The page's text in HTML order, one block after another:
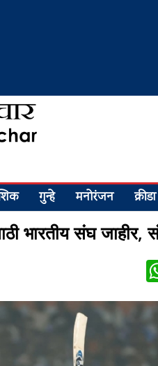
गुन्हे मनोरंजन क्रीडा
भारतीय संघ